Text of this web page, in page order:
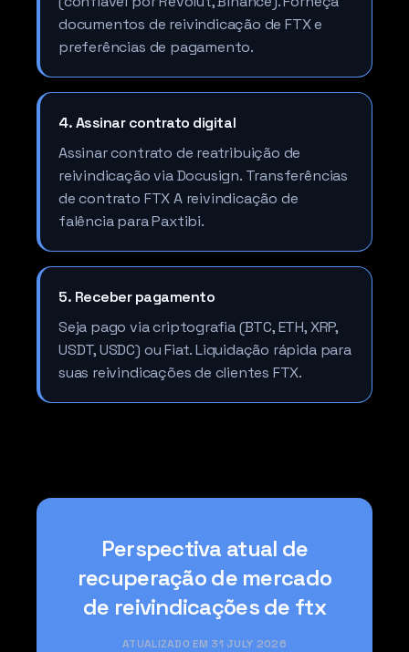
documentos de reivindicação de FTX e
preferências de pagamento.
4. Assinar contrato digital
Assinar contrato de reatribuição de
reivindicação via Docusign. Transferências
de contrato FTX A reivindicação de
falência para Paxtibi.
5. Receber pagamento
Seja pago via criptografia (BTC, ETH, XRP,
USDT, USDC) ou Fiat. Liquidação rápida para
suas reivindicações de clientes FTX.
Perspectiva atual de
recuperação de mercado
de reivindicações de ftx
ATUALIZADO EM 31 JULY 2026